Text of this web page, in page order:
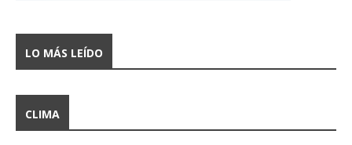
LO MÁS LEÍDO
CLIMA